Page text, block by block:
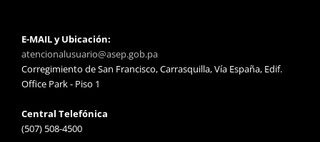
E-MAIL y Ubicación:
atencionalusuario@asep.gob.pa
Corregimiento de San Francisco, Carrasquilla, Vía España, Edif.
Office Park - Piso 1
Central Telefónica
(507) 508-4500